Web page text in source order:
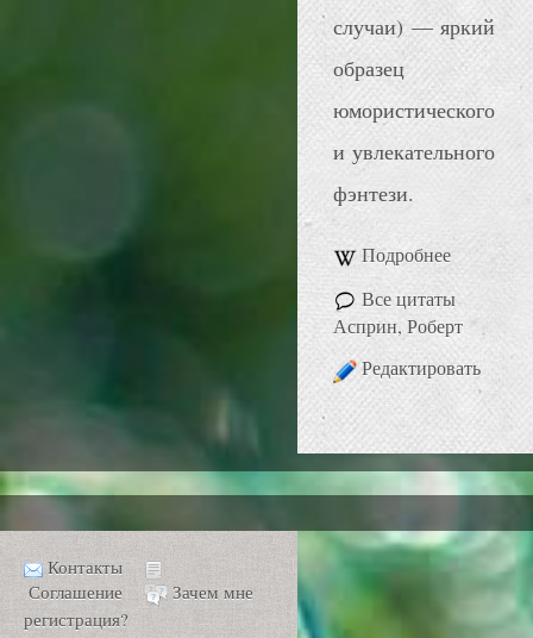
случаи) — яркий
образец
юмористического
и увлекательного
фэнтези.
Подробнее
Все цитаты
Асприн, Роберт
Редактировать
Контакты
Соглашение
Зачем мне
регистрация?